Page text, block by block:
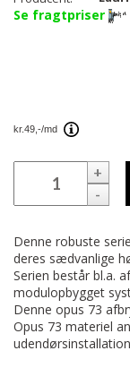
Se fragtpriser
+
-
Denne robuste
deres sædvanlige
Serien består bl.a.
modulopbygget
Denne opus 73
Opus 73 materiel